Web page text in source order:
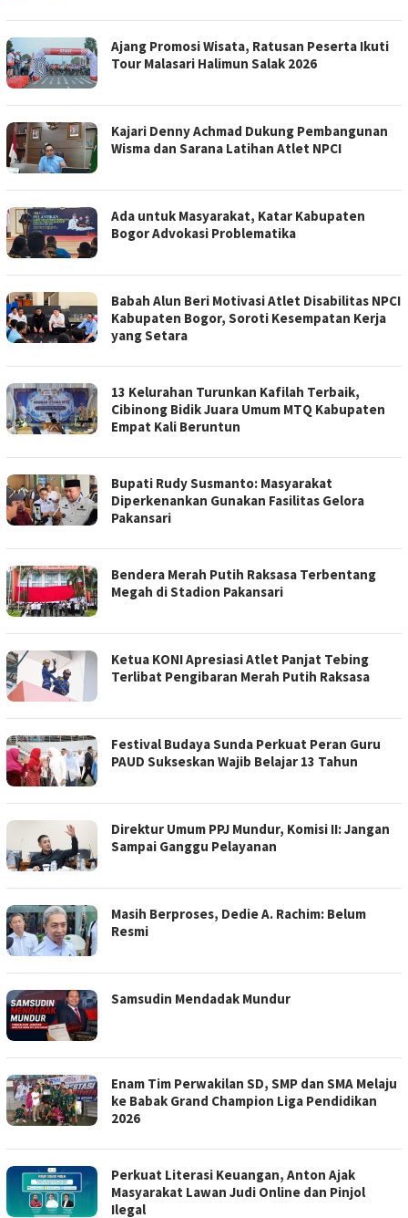
Ajang Promosi Wisata, Ratusan Peserta Ikuti
Tour Malasari Halimun Salak 2026
Kajari Denny Achmad Dukung Pembangunan
Wisma dan Sarana Latihan Atlet NPCI
Ada untuk Masyarakat, Katar Kabupaten
Bogor Advokasi Problematika
Babah Alun Beri Motivasi Atlet Disabilitas NPCI
Kabupaten Bogor, Soroti Kesempatan Kerja
yang Setara
13 Kelurahan Turunkan Kafilah Terbaik,
Cibinong Bidik Juara Umum MTQ Kabupaten
Empat Kali Beruntun
Bupati Rudy Susmanto: Masyarakat
Diperkenankan Gunakan Fasilitas Gelora
Pakansari
Bendera Merah Putih Raksasa Terbentang
Megah di Stadion Pakansari
Ketua KONI Apresiasi Atlet Panjat Tebing
Terlibat Pengibaran Merah Putih Raksasa
Festival Budaya Sunda Perkuat Peran Guru
PAUD Sukseskan Wajib Belajar 13 Tahun
Direktur Umum PPJ Mundur, Komisi II: Jangan
Sampai Ganggu Pelayanan
Masih Berproses, Dedie A. Rachim: Belum
Resmi
Samsudin Mendadak Mundur
‎Enam Tim Perwakilan SD, SMP dan SMA Melaju
ke Babak Grand Champion Liga Pendidikan
2026
Perkuat Literasi Keuangan, Anton Ajak
Masyarakat Lawan Judi Online dan Pinjol
Ilegal